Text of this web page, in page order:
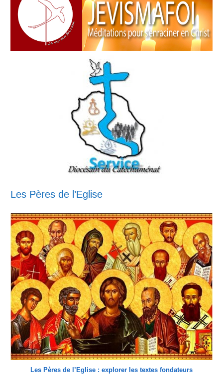
Les Pères de l’Eglise
Les Pères de l’Eglise : explorer les textes fondateurs